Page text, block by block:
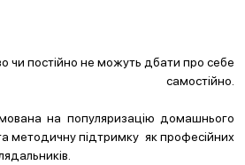
чи постійно не можуть дбати про себе
самостійно.
на популяризацію домашнього
методичну підтримку як професійних